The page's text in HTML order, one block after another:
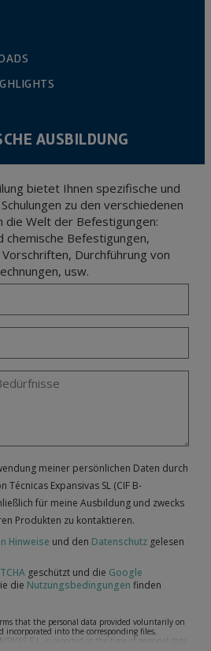
AUSBILDUNG
bietet Ihnen spezifische und
zu den verschiedenen
die Welt der Befestigungen:
chemische Befestigungen,
Durchführung von
usw.
meiner persönlichen Daten durch
Técnicas Expansivas SL (CIF B-
für meine Ausbildung und zwecks
Produkten zu kontaktieren.
Hinweise und den Datenschutz gelesen
geschützt und die Google
die Nutzungsbedingungen finden
that the personal data provided voluntarily on
incorporated into the corresponding files,
S.L, is reported at the time of personal data